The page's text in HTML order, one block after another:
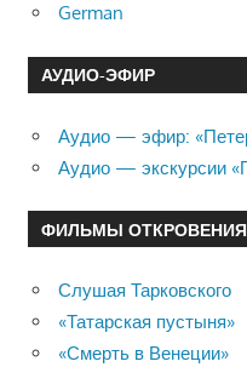
German
АУДИО-ЭФИР
Аудио — эфир:
Аудио — экскурсии
ФИЛЬМЫ ОТКРОВЕНИЯ
Слушая Тарковского
«Татарская пустыня»
«Смерть в Венеции»